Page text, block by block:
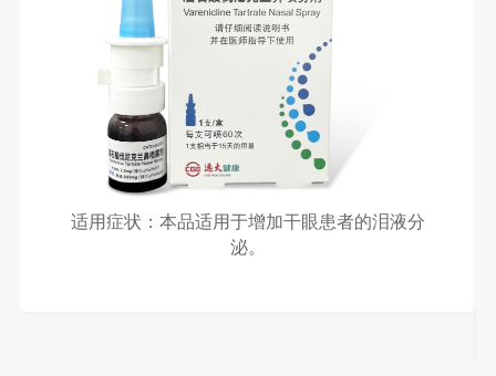
适用症状：本品适用于增加干眼患者的泪液分
泌。